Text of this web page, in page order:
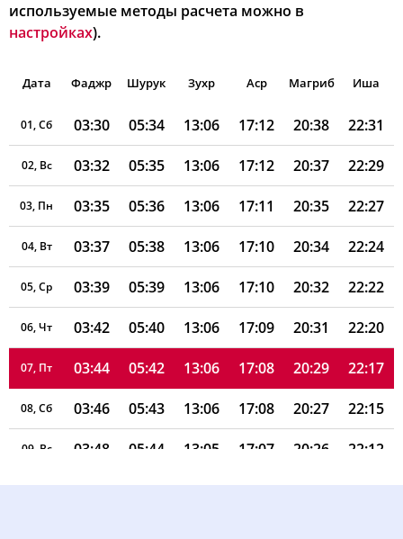
используемые методы расчета можно в
настройках).
Дата Фаджр Шурук Зухр Аср Магриб Иша
01, Сб 03:30 05:34 13:06 17:12 20:38 22:31
02, Вс 03:32 05:35 13:06 17:12 20:37 22:29
03, Пн 03:35 05:36 13:06 17:11 20:35 22:27
04, Вт 03:37 05:38 13:06 17:10 20:34 22:24
05, Ср 03:39 05:39 13:06 17:10 20:32 22:22
06, Чт 03:42 05:40 13:06 17:09 20:31 22:20
07, Пт 03:44 05:42 13:06 17:08 20:29 22:17
08, Сб 03:46 05:43 13:06 17:08 20:27 22:15
09, Вс 03:48 05:44 13:05 17:07 20:26 22:12
10, Пн 03:51 05:46 13:05 17:06 20:24 22:10